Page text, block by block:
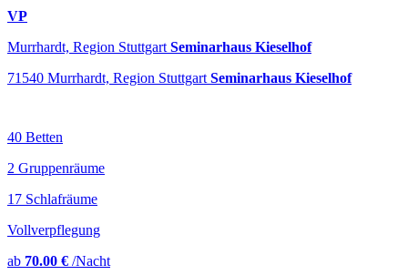
VP
Murrhardt, Region Stuttgart Seminarhaus Kieselhof
71540 Murrhardt, Region Stuttgart Seminarhaus Kieselhof
40 Betten
2 Gruppenräume
17 Schlafräume
Vollverpflegung
ab 70.00 € /Nacht